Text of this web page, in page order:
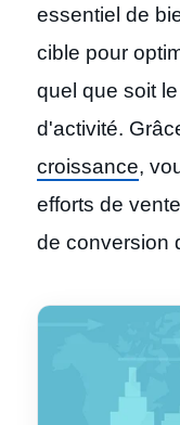
essentiel de
cible pour
quel que soit
d'activité.
croissance,
efforts de
de conversion